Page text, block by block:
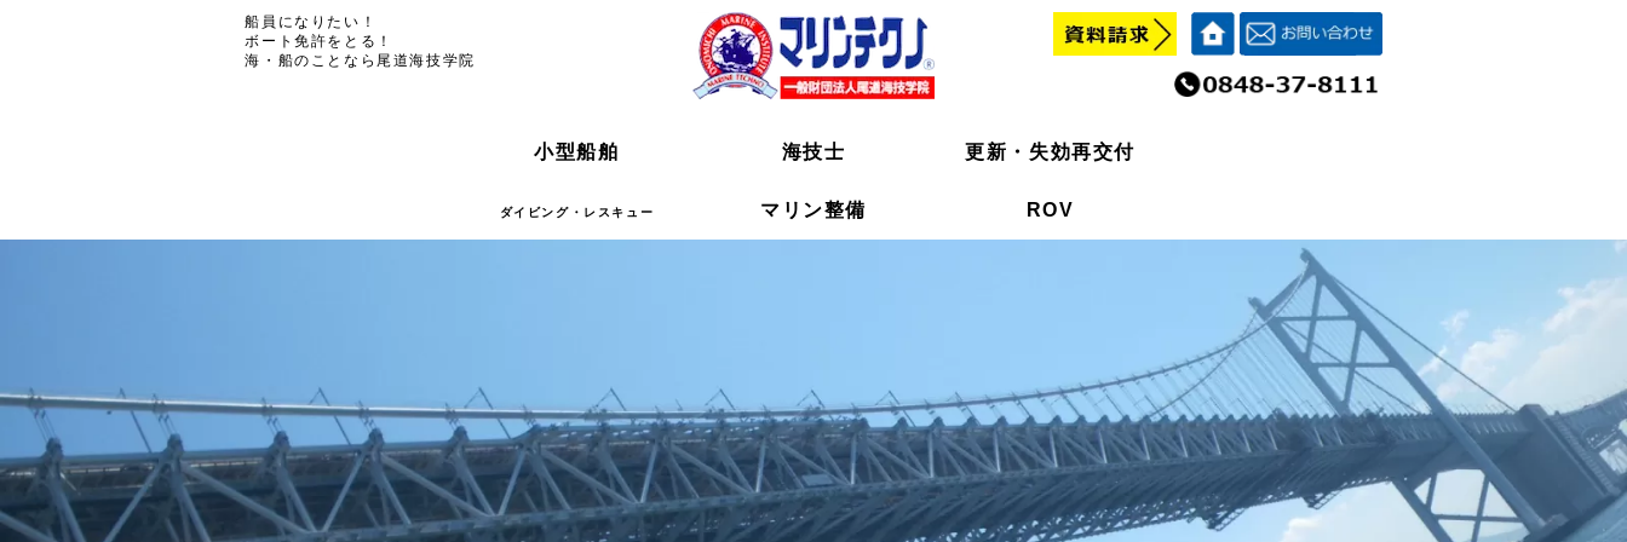
船員になりたい！
ボート免許をとる！
海・船のことなら尾道海技学院
小型船舶 海技士 更新・失効再交付
ダイビング・レスキュー マリン整備 ROV
小型船舶 海技士 更新・失効再交付
ダイビング・レスキュー マリン整備 ROV